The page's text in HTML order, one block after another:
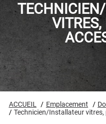
ACCUEIL Emplacement
Technicien/Installateur vitres,